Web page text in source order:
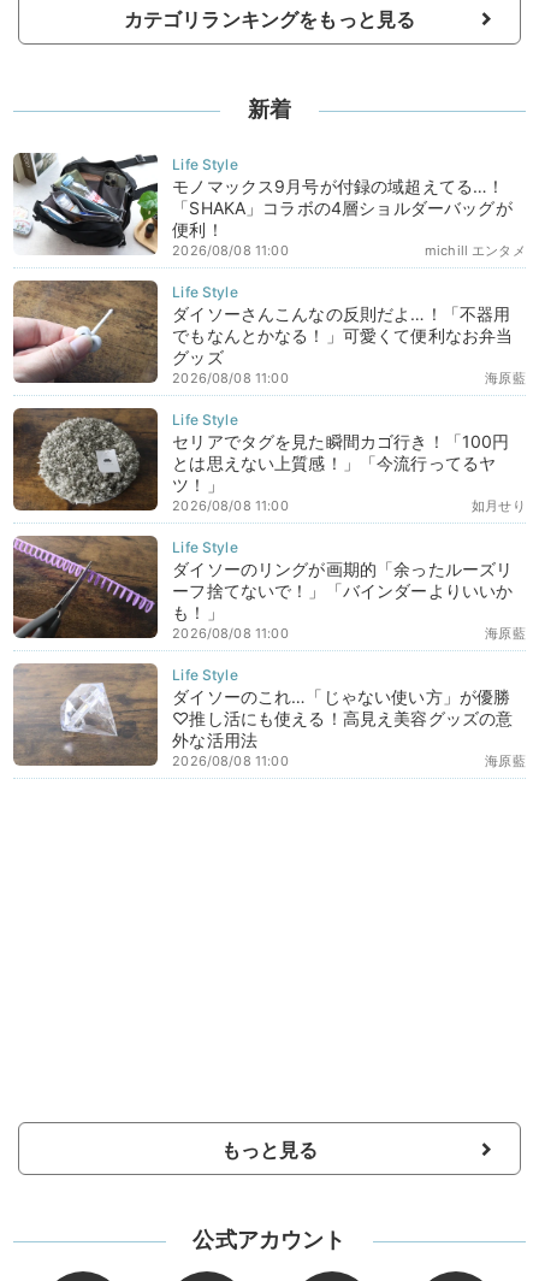
カテゴリランキングをもっと見る
新着
モノマックス9月号が付録の域超えてる…！
「SHAKA」コラボの4層ショルダーバッグが
便利！
michill エンタメ
2026/08/08 11:00
ダイソーさんこんなの反則だよ…！「不器用
でもなんとかなる！」可愛くて便利なお弁当
グッズ
海原藍
2026/08/08 11:00
セリアでタグを見た瞬間カゴ行き！「100円
とは思えない上質感！」「今流行ってるヤ
ツ！」
如月せり
2026/08/08 11:00
ダイソーのリングが画期的「余ったルーズリ
ーフ捨てないで！」「バインダーよりいいか
も！」
海原藍
2026/08/08 11:00
ダイソーのこれ…「じゃない使い方」が優勝
♡推し活にも使える！高見え美容グッズの意
外な活用法
海原藍
2026/08/08 11:00
もっと見る
公式アカウント